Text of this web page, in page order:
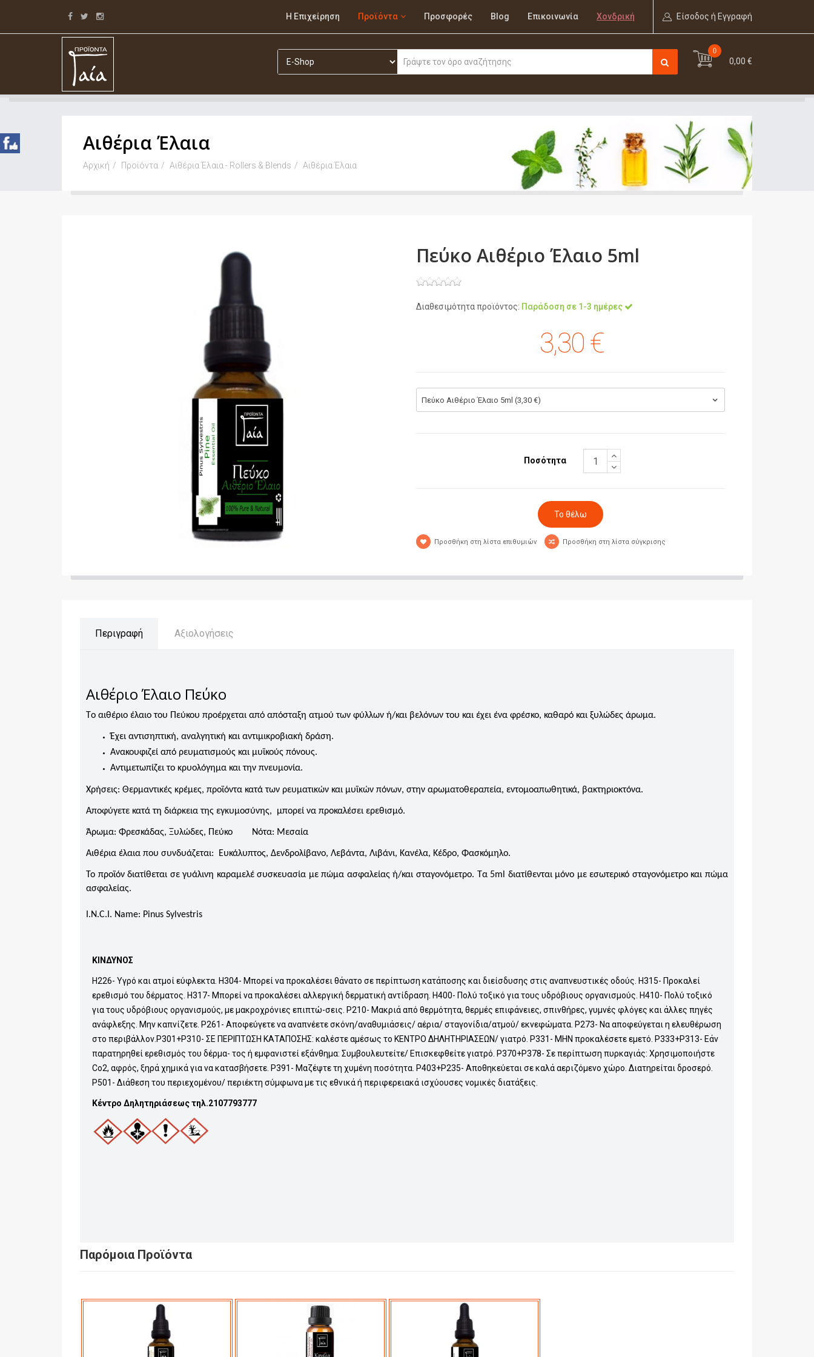
Η Επιχείρηση Προϊόντα Προσφορές Blog Επικοινωνία Χονδρική Είσοδος ή Εγγραφή
0
0,00 €
Αιθέρια Έλαια
Αρχική Προϊόντα Αιθέρια Έλαια - Rollers & Blends Αιθέρια Έλαια
Πεύκο Αιθέριο Έλαιο 5ml
Διαθεσιμότητα προϊόντος: Παράδοση σε 1-3 ημέρες
3,30 €
Πεύκο Αιθέριο Έλαιο 5ml (3,30 €)
Ποσότητα
Προσθήκη στη λίστα επιθυμιών Προσθήκη στη λίστα σύγκρισης
Περιγραφή Αξιολογήσεις
Αιθέριο Έλαιο Πεύκο
Τo αιθέριο έλαιο του Πεύκου προέρχεται από απόσταξη ατμού των φύλλων ή/και βελόνων του και έχει ένα φρέσκο, καθαρό και ξυλώδες άρωμα.
Έχει αντισηπτική, αναλγητική και αντιμικροβιακή δράση.
Ανακουφιζεί από ρευματισμούς και μυϊκούς πόνους.
Αντιμετωπίζει το κρυολόγημα και την πνευμονία.
Χρήσεις: Θερμαντικές κρέμες, προϊόντα κατά των ρευματικών και μυϊκών πόνων, στην αρωματοθεραπεία, εντομοαπωθητικά, βακτηριοκτόνα.
Αποφύγετε κατά τη διάρκεια της εγκυμοσύνης, μπορεί να προκαλέσει ερεθισμό.
Άρωμα: Φρεσκάδας, Ξυλώδες, Πεύκο Νότα: Μεσαία
Αιθέρια έλαια που συνδυάζεται: Ευκάλυπτος, Δενδρολίβανο, Λεβάντα, Λιβάνι, Κανέλα, Κέδρο, Φασκόμηλο.
Το προϊόν διατίθεται σε γυάλινη καραμελέ συσκευασία με πώμα ασφαλείας ή/και σταγονόμετρο. Τα 5ml διατίθενται μόνο με εσωτερικό σταγονόμετρο και πώμα
ασφαλείας.
I.N.C.I. Name: Pinus Sylvestris
ΚΙΝΔΥΝΟΣ
H226- Υγρό και ατμοί εύφλεκτα. Η304- Μπορεί να προκαλέσει θάνατο σε περίπτωση κατάποσης και διείσδυσης στις αναπνευστικές οδούς. H315- Προκαλεί
ερεθισμό του δέρματος. H317- Μπορεί να προκαλέσει αλλεργική δερματική αντίδραση. H400- Πολύ τοξικό για τους υδρόβιους οργανισμούς. H410- Πολύ τοξικό
για τους υδρόβιους οργανισμούς, με μακροχρόνιες επιπτώ-σεις. P210- Μακριά από θερμότητα, θερμές επιφάνειες, σπινθήρες, γυμνές φλόγες και άλλες πηγές
ανάφλεξης. Μην καπνίζετε. P261- Αποφεύγετε να αναπνέετε σκόνη/αναθυμιάσεις/ αέρια/ σταγονίδια/ατμού/ εκνεφώματα. P273- Να αποφεύγεται η ελευθέρωση
στο περιβάλλον.P301+P310- ΣΕ ΠΕΡΙΠΤΩΣΗ ΚΑΤΑΠΟΣΗΣ: καλέστε αμέσως το ΚΕΝΤΡΟ ΔΗΛΗΤΗΡΙΑΣΕΩΝ/ γιατρό. P331- ΜΗΝ προκαλέσετε εμετό. P333+P313- Εάν
παρατηρηθεί ερεθισμός του δέρμα- τος ή εμφανιστεί εξάνθημα: Συμβουλευτείτε/ Επισκεφθείτε γιατρό. P370+P378- Σε περίπτωση πυρκαγιάς: Χρησιμοποιήστε
Co2, αφρός, ξηρά χημικά για να κατασβήσετε. P391- Μαζέψτε τη χυμένη ποσότητα. P403+P235- Αποθηκεύεται σε καλά αεριζόμενο χώρο. Διατηρείται δροσερό.
P501- Διάθεση του περιεχομένου/ περιέκτη σύμφωνα με τις εθνικά ή περιφερειακά ισχύουσες νομικές διατάξεις.
Κέντρο Δηλητηριάσεως τηλ.2107793777
Παρόμοια Προϊόντα